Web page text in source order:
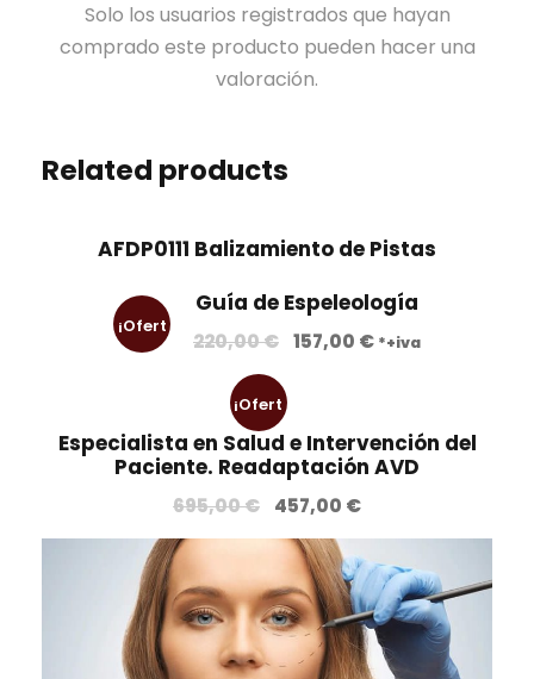
Solo los usuarios registrados que hayan
comprado este producto pueden hacer una
valoración.
Related products
AFDP0111 Balizamiento de Pistas
¡Ofert
Guía de Espeleología
220,00€ E
e
i
o
o
r
i
g
157,00 €E
e
a
c
t
u
*+iva
¡Ofert
a!
Especialista en Salud e Intervención del
Paciente. Readaptación AVD
695,00€
E
l
r
e
457,00 €E
l
p
r
e
c